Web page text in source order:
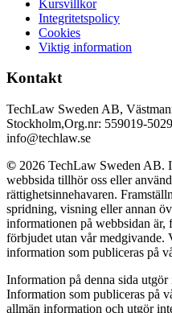
Kursvillkor
Integritetspolicy
Cookies
Viktig information
Kontakt
TechLaw Sweden AB,
Stockholm,Org.nr: 559019-
info@techlaw.se
© 2026 TechLaw Sweden AB.
webbsida tillhör oss eller
rättighetsinnehavaren.
spridning, visning eller annan
informationen på webbsidan
förbjudet utan vår medgivande.
information som publiceras på
Information på denna sida
Information som publiceras på
allmän information och utgör